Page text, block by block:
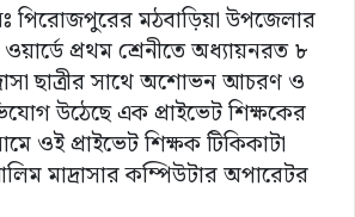
পিরোজপুরের মঠবাড়িয়া উপজেলার
প্রথম শ্রেনীতে অধ্যায়নরত ৮
ছাত্রীর সাথে অশোভন আচরণ ও
উঠেছে এক প্রাইভেট শিক্ষকের
ওই প্রাইভেট শিক্ষক টিকিকাটা
মাদ্রাসার কম্পিউটার অপারেটর